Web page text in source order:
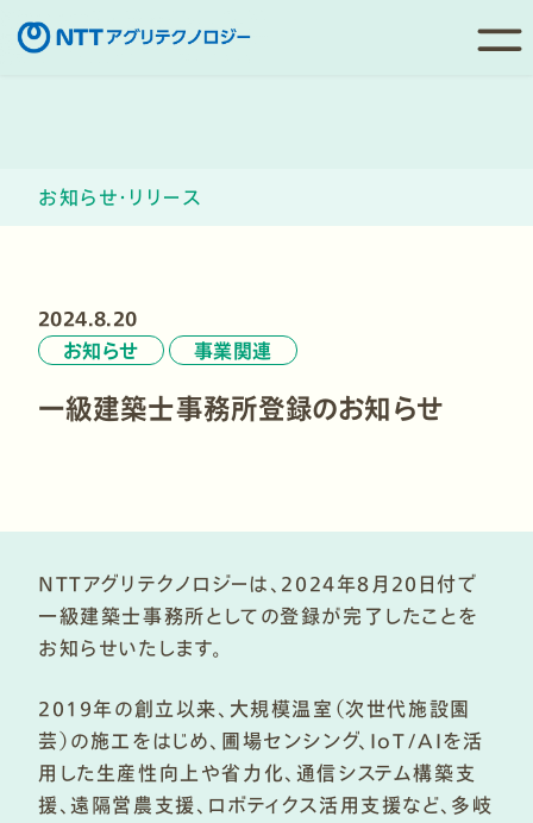
お知らせ・リリース
2024.8.20
お知らせ
事業関連
一級建築士事務所登録のお知らせ
NTTアグリテクノロジーは、2024年8月20日付で
一級建築士事務所としての登録が完了したことを
お知らせいたします。
2019年の創立以来、大規模温室（次世代施設園
芸）の施工をはじめ、圃場センシング、IoT/AIを活
用した生産性向上や省力化、通信システム構築支
援、遠隔営農支援、ロボティクス活用支援など、多岐